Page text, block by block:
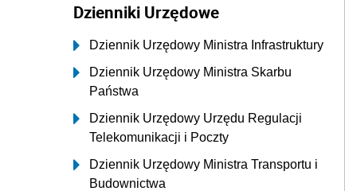
Dzienniki Urzędowe
Dziennik Urzędowy Ministra Infrastruktury
Dziennik Urzędowy Ministra Skarbu
Państwa
Dziennik Urzędowy Urzędu Regulacji
Telekomunikacji i Poczty
Dziennik Urzędowy Ministra Transportu i
Budownictwa